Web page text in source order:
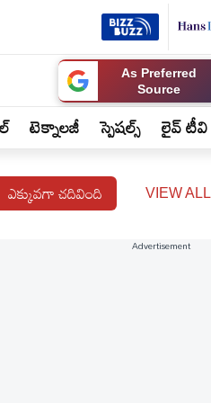
As Preferred
Source
టెక్నాలజీ స్పెషల్స్ లైవ్ టీవి
ఎక్కువగా చదివింది VIEW ALL
Advertisement